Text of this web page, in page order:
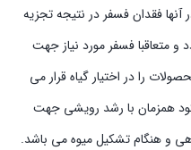
آنها فقدان فسفر در نتیجه تجزیه
متعاقبا فسفر مورد نیاز جهت
را در اختیار گیاه قرار می
کود همزمان با رشد رویشی جهت
و هنگام تشکیل میوه می باشد.